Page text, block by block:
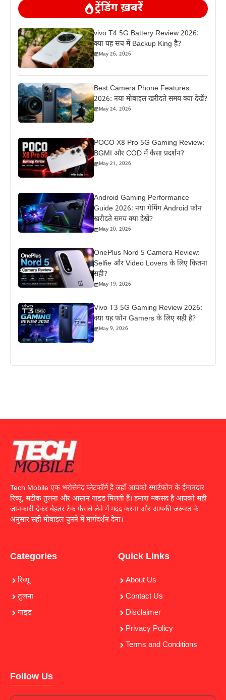
ट्रेंडिंग ख़बरें
vivo T4 5G Battery Review 2026:
क्या यह सच में Backup King है?
May 26, 2026
Best Camera Phone Features
2026: नया मोबाइल खरीदते समय क्या देखें?
May 24, 2026
POCO X8 Pro 5G Gaming Review:
BGMI और COD में कैसा प्रदर्शन?
May 21, 2026
Android Gaming Performance
Guide 2026: नया गेमिंग Android फोन
खरीदते समय क्या देखें?
May 20, 2026
OnePlus Nord 5 Camera Review:
Selfie और Video Lovers के लिए कितना
सही?
May 19, 2026
Vivo T3 5G Gaming Review 2026:
क्या यह फोन Gamers के लिए सही है?
May 9, 2026
Tech Mobile एक भरोसेमंद प्लेटफॉर्म है जहाँ आपको स्मार्टफोन के ईमानदार
रिव्यू, सटीक तुलना और आसान गाइड मिलती हैं। हमारा मकसद है आपको सही
जानकारी देकर बेहतर टेक फैसले लेने में मदद करना और आपकी जरूरत के
अनुसार सही मोबाइल चुनने में मार्गदर्शन देना।
Categories
रिव्यू
तुलना
गाइड
Quick Links
About Us
Contact Us
Disclaimer
Privacy Policy
Terms and Conditions
Follow Us